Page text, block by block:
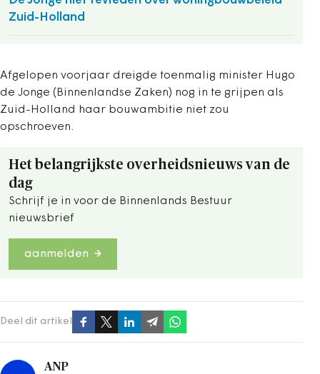
Zuid-Holland
Afgelopen voorjaar dreigde toenmalig minister Hugo
de Jonge (Binnenlandse Zaken) nog in te grijpen als
Zuid-Holland haar bouwambitie niet zou
opschroeven.
Het belangrijkste overheidsnieuws van de
dag
Schrijf je in voor de Binnenlands Bestuur
nieuwsbrief
aanmelden
Deel dit artikel
ANP